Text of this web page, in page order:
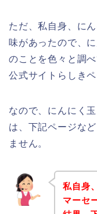
ただ、私自身、に
味があったので、
のことを色々と調
公式サイトらしき
なので、にんにく
は、下記ページな
ません。
私自身
マーセ